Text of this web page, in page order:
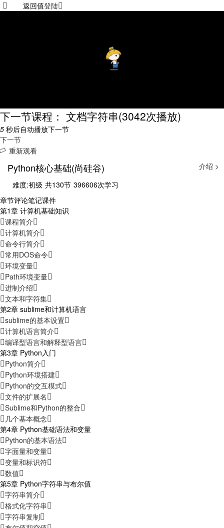
返回值登陆
下一节课程： 文档字符串(3042次播放)
5 秒后自动播放下一节
下一节
重新观看
介绍 >
Python核心基础(尚硅谷)
难度:初级 共130节 396606次学习
章节评论笔记课件
第1章 计算机基础知识
课程简介
计算机简介
命令行简介
常用DOS命令
环境变量
Path环境变量
进制介绍
文本和字符集
第2章 sublime和计算机语言
sublime的基本设置
计算机语言简介
编译型语言和解释型语言
第3章 Python入门
Python简介
Python环境搭建
Python的交互模式
文件的扩展名
Sublime和Python的整合
几个基本概念
第4章 Python基础语法和变量
Python的基本语法
字面量和变量
变量和标识符
数值
第5章 Python字符串与布尔值
字符串简介
格式化字符串
字符串复制